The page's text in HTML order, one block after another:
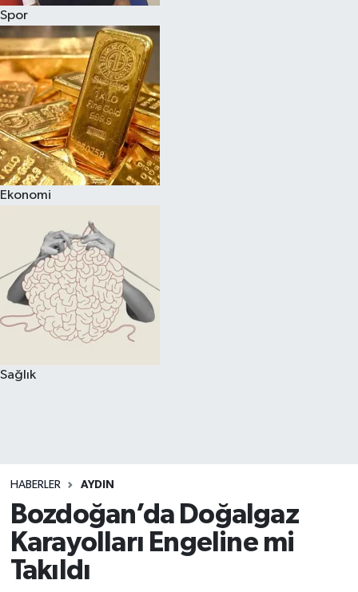
Spor
Ekonomi
Sağlık
HABERLER AYDIN
Bozdoğan’da Doğalgaz
Karayolları Engeline mi
Takıldı